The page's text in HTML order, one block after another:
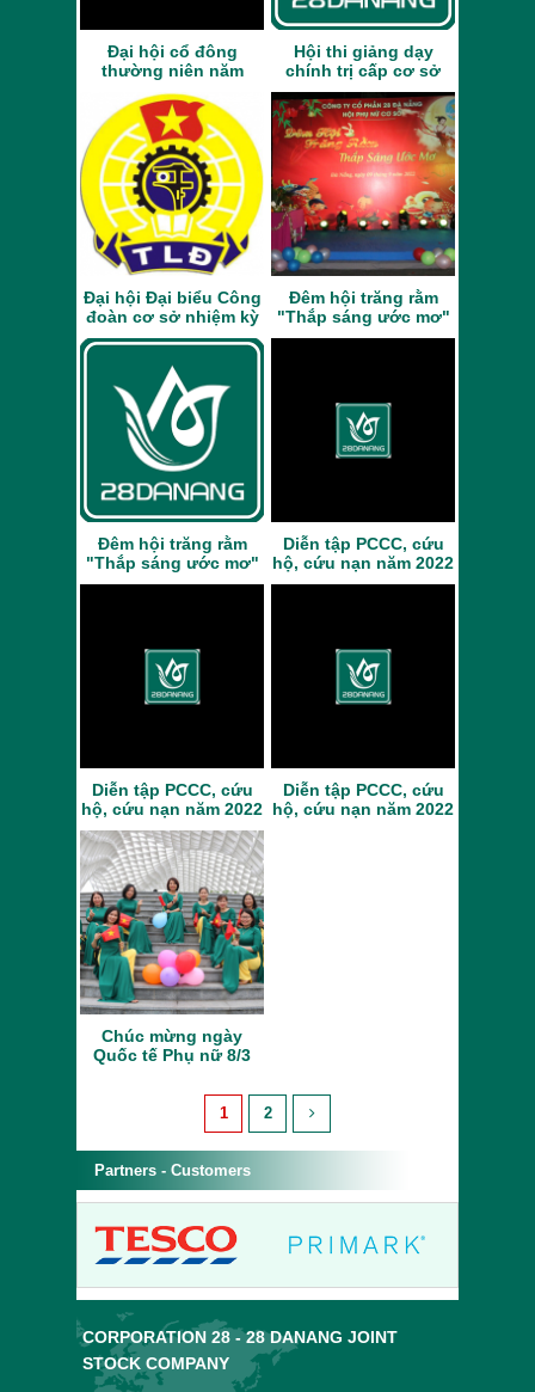
Đại hội cổ đông
thường niên năm
2023
Hội thi giảng dạy
chính trị cấp cơ sở
năm 2023
Đại hội Đại biểu Công
đoàn cơ sở nhiệm kỳ
2023 - 2028
Đêm hội trăng rằm
"Thắp sáng ước mơ"
năm 2022
Đêm hội trăng rằm
"Thắp sáng ước mơ"
năm 2022
Diễn tập PCCC, cứu
hộ, cứu nạn năm 2022
Diễn tập PCCC, cứu
hộ, cứu nạn năm 2022
Diễn tập PCCC, cứu
hộ, cứu nạn năm 2022
Chúc mừng ngày
Quốc tế Phụ nữ 8/3
1 2
Partners - Customers
CORPORATION 28 - 28 DANANG JOINT
STOCK COMPANY